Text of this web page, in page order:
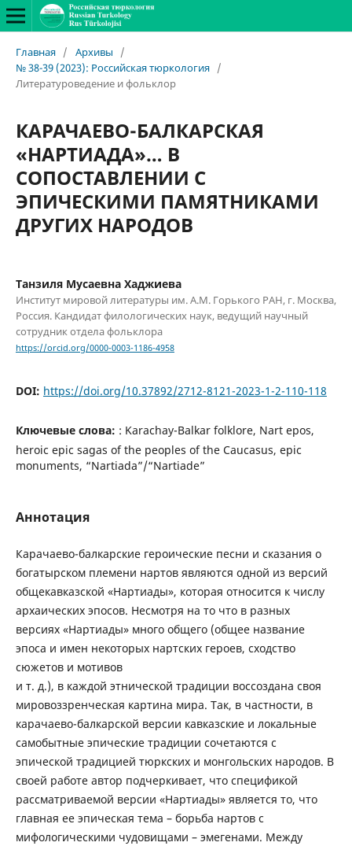
Главная / Архивы
/
№ 38-39 (2023): Российская тюркология /
Литературоведение и фольклор
КАРАЧАЕВО-БАЛКАРСКАЯ
«НАРТИАДА»… В
СОПОСТАВЛЕНИИ С
ЭПИЧЕСКИМИ ПАМЯТНИКАМИ
ДРУГИХ НАРОДОВ
Танзиля Мусаевна Хаджиева
Институт мировой литературы им. А.М. Горького РАН, г. Москва,
Россия. Кандидат филологических наук, ведущий научный
сотрудник отдела фольклора
https://orcid.org/0000-0003-1186-4958
DOI: https://doi.org/10.37892/2712-8121-2023-1-2-110-118
Ключевые слова: : Karachay-Balkar folklore, Nart epos,
heroic epic sagas of the peoples of the Caucasus, epic
monuments, “Nartiada”/“Nartiade”
Аннотация
Карачаево-балкарские героические песни и сказания о
богатырском племени нартов являются одной из версий
общекавказской «Нартиады», которая относится к числу
архаических эпосов. Несмотря на то что в разных
версиях «Нартиады» много общего (общее название
эпоса и имен некоторых нартских героев, сходство
сюжетов и мотивов
и т. д.), в каждой этнической традиции воссоздана своя
мировоззренческая картина мира. Так, в частности, в
карачаево-балкарской версии кавказские и локальные
самобытные эпические традиции сочетаются с
эпической традицией тюркских и монгольских народов. В
своей работе автор подчеркивает, что спецификой
рассматриваемой версии «Нартиады» является то, что
главная ее эпическая тема – борьба нартов с
мифологическими чудовищами – эмегенами. Между